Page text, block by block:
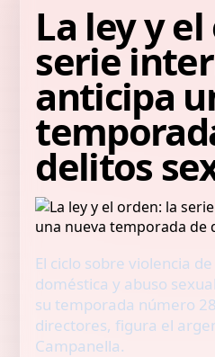
La ley y
serie
anticipa
delitos
El ciclo sobre violencia
doméstica y abuso
su temporada número
directores, figura el
Campanella.